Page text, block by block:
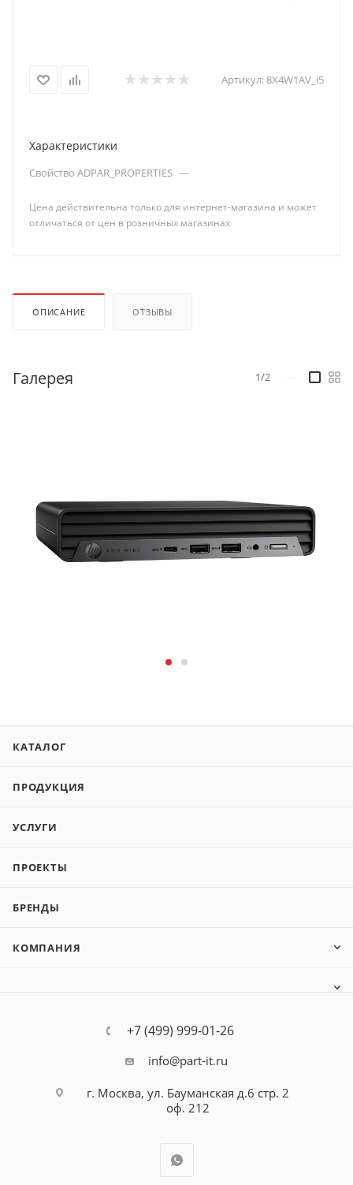
Артикул:8X4W1AV_i5
Характеристики
Свойство ADPAR_PROPERTIES —
Цена действительна только для интернет-магазина и может
отличаться от цен в розничных магазинах
ОПИСАНИЕ ОТЗЫВЫ
Галерея 1/2
КАТАЛОГ
ПРОДУКЦИЯ
УСЛУГИ
ПРОЕКТЫ
БРЕНДЫ
КОМПАНИЯ
+7 (499) 999-01-26
info@part-it.ru
г. Москва, ул. Бауманская д.6 стр. 2
оф. 212